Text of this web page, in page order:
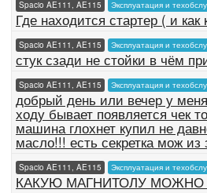
Spacio AE111, AE115 Эксплуатация и
Где находится стартер ( и
Spacio AE111, AE115 Эксплуатация и
стук сзади не стойки в чём
Spacio AE111, AE115 Эксплуатация и
добрый день или вечер у
ходу бывает появляется чек
машина глохнет купил не
масло!!! есть секретка мож из
Spacio AE111, AE115 Эксплуатация и
КАКУЮ МАГНИТОЛУ МОЖНО